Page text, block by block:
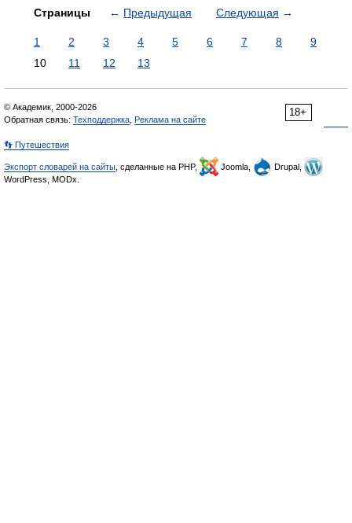
Страницы ← Предыдущая Следующая →
1 2 3 4 5 6 7 8
9
10
11 12 13
18+
© Академик, 2000-2026
Обратная связь: Техподдержка Реклама на сайте
👣 Путешествия
Экспорт словарей на сайты , сделанные на PHP, Joomla,
Drupal,
WordPress, MODx.